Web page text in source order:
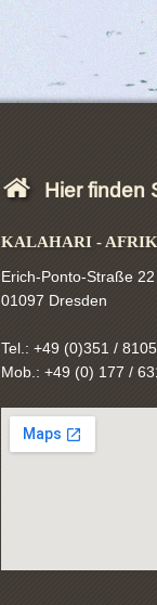
Hier finden
KALAHARI -
Erich-Ponto-Straße 22
01097 Dresden
Tel.: +49 (0)351 /
Mob.: +49 (0) 177 /